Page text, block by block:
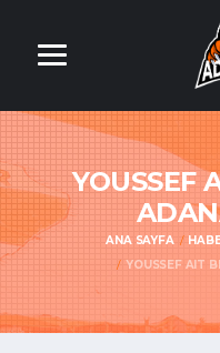
YOUSSEF
ANA SAYFA
YOUSSEF AIT